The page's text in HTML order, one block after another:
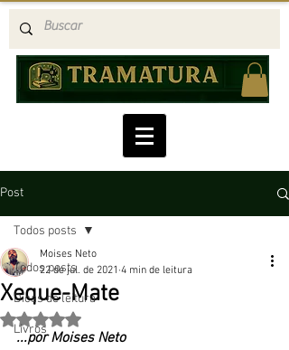
Post
Todos posts
Dicas de leitura
Livros
Todos posts
Xeque-Mate
Moises Neto
22 de jul. de 2021 4 min de leitura
Avaliado com NaN de 5 estrelas.
...por Moises Neto